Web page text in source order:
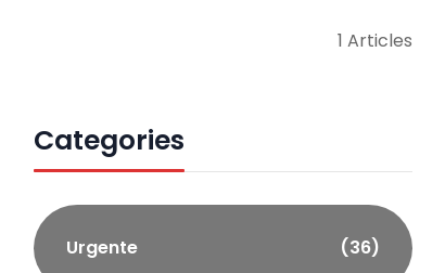
1 Articles
Categories
Urgente (36)